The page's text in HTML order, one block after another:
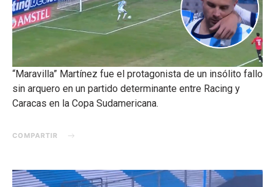
“Maravilla” Martínez fue el protagonista de un insólito fallo
sin arquero en un partido determinante entre Racing y
Caracas en la Copa Sudamericana.
COMPARTIR